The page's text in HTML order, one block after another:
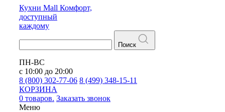
Кухни Mall Комфорт,
доступный
каждому
Поиск
ПН-ВС
с 10:00 до 20:00
8 (800) 302-77-06 8 (499) 348-15-11
КОРЗИНА
0 товаров. Заказать звонок
Меню